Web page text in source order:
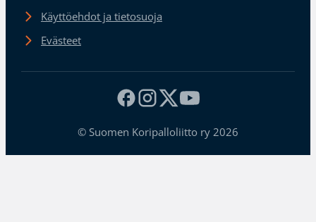
Käyttöehdot ja tietosuoja
Evästeet
© Suomen Koripalloliitto ry 2026